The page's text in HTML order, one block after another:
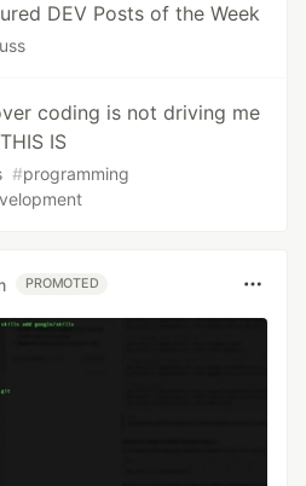
DEV Posts of the Week
coding is not driving me
IS
#programming
PROMOTED